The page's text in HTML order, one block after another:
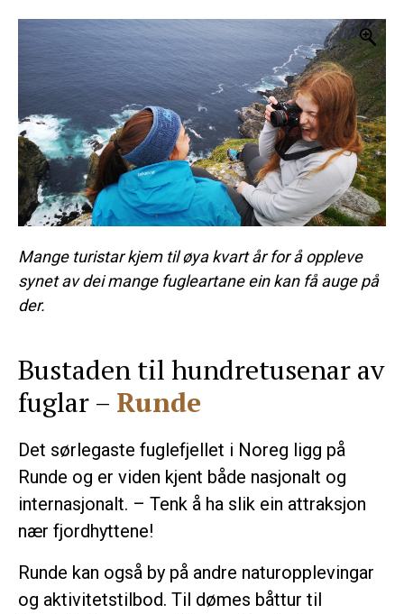
Mange turistar kjem til øya kvart år for å oppleve
synet av dei mange fugleartane ein kan få auge på
der.
Bustaden til hundretusenar av
fuglar – Runde
Det sørlegaste fuglefjellet i Noreg ligg på
Runde og er viden kjent både nasjonalt og
internasjonalt. – Tenk å ha slik ein attraksjon
nær fjordhyttene!
Runde kan også by på andre naturopplevingar
og aktivitetstilbod. Til dømes båttur til